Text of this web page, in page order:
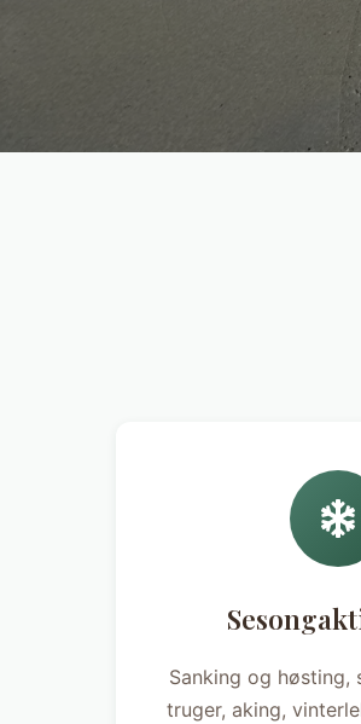
Sanking og høsting,
truger, aking,